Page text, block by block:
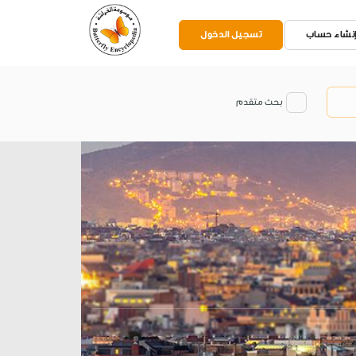
إنشاء حساب تسجيل الدخول
بحث متقدم